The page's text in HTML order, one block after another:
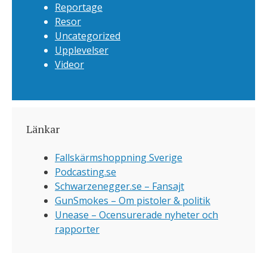
Reportage
Resor
Uncategorized
Upplevelser
Videor
Länkar
Fallskärmshoppning Sverige
Podcasting.se
Schwarzenegger.se – Fansajt
GunSmokes – Om pistoler & politik
Unease – Ocensurerade nyheter och
rapporter